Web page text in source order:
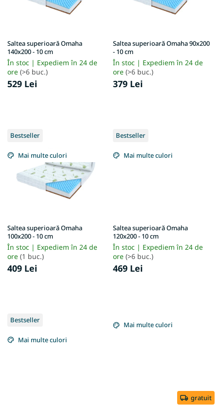
u
s
e
Saltea superioară Omaha
140x200 - 10 cm
În stoc | Expediem în 24 de
ore (>6 buc.)
529 Lei
Saltea superioară Omaha 90x200
- 10 cm
În stoc | Expediem în 24 de
ore (>6 buc.)
379 Lei
Bestseller
Mai multe culori
Saltea superioară Omaha
100x200 - 10 cm
În stoc | Expediem în 24 de
ore (1 buc.)
409 Lei
Bestseller
Mai multe culori
Saltea superioară Omaha
120x200 - 10 cm
În stoc | Expediem în 24 de
ore (>6 buc.)
469 Lei
Bestseller
Mai multe culori
Mai multe culori
gratuit